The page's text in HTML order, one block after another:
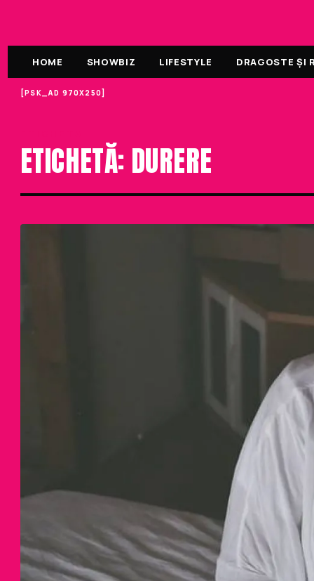
HOME SHOWBIZ LIFESTYLE DRAGOSTE ȘI
[PSK_AD 970X250]
ETICHETĂ: DURERE